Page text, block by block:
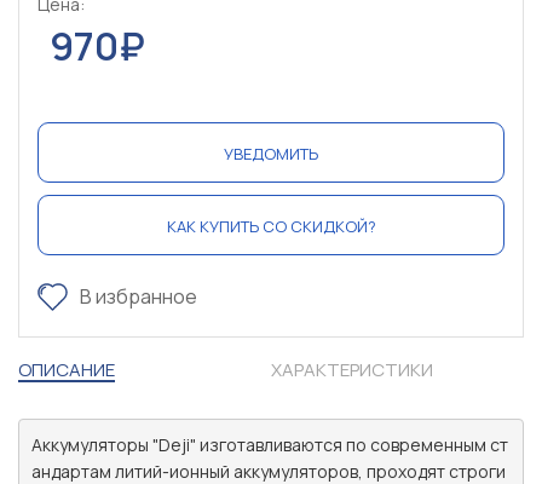
970₽
УВЕДОМИТЬ
КАК КУПИТЬ СО СКИДКОЙ?
В избранное
ОПИСАНИЕ ХАРАКТЕРИСТИКИ
Аккумуляторы "Deji" изготавливаются по современным ст
андартам литий-ионный аккумуляторов, проходят строги